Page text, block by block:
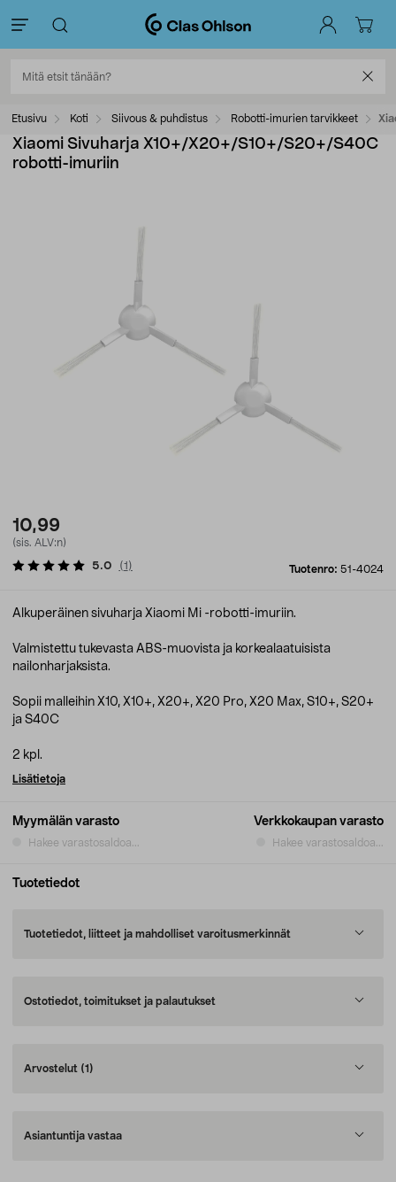
Etusivu Koti Siivous & puhdistus Robotti-imurien tarvikkeet
Xiaomi Sivuharja X10+/X20+/S10+/S20+/S40C
robotti-imuriin
10,99
(sis. ALV:n)
Tuotenro: 51-4024
5.0 (1 )
Myymälän varasto
Hakee varastosaldoa...
Verkkokaupan varasto
Hakee varastosaldoa...
Alkuperäinen sivuharja Xiaomi Mi -robotti-imuriin.
Valmistettu tukevasta ABS-muovista ja korkealaatuisista
nailonharjaksista.
Sopii malleihin X10, X10+, X20+, X20 Pro, X20 Max, S10+, S20+
ja S40C
2 kpl.
Lisätietoja
Tuotetiedot
Tuotetiedot, liitteet ja mahdolliset varoitusmerkinnät
Ostotiedot, toimitukset ja palautukset
Arvostelut (1)
Asiantuntija vastaa